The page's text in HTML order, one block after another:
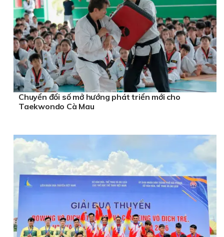
Chuyển đổi số mở hướng phát triển mới cho
Taekwondo Cà Mau